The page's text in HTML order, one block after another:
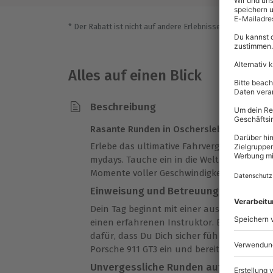
* Der Rabatt ist nicht auf andere Erlebnisse bei der
Alles auf einen Blick
Beschreibung
Rasante Runden in Oschersleben erleben
Erlebe das ultimative Fahrvergnügen mit
mydays. Tauche ein in die Welt des
Momente voller Geschwindigkeit und
Einweisung und Betreuung durch den
Dein Tag beginnt mit einer ausführlichen
einen erfahrenen Instruktor. Er erklärt
dafür, dass Du Dich sicher fühlst. Danach
Porsche 911 GT3 ein und bereitest Dich
Unvergessliche Runden auf der